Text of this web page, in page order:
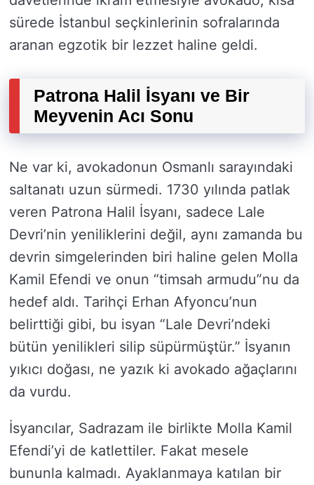
sürede İstanbul seçkinlerinin sofralarında
aranan egzotik bir lezzet haline geldi.
Patrona Halil İsyanı ve Bir
Meyvenin Acı Sonu
Ne var ki, avokadonun Osmanlı sarayındaki
saltanatı uzun sürmedi. 1730 yılında patlak
veren Patrona Halil İsyanı, sadece Lale
Devri’nin yeniliklerini değil, aynı zamanda bu
devrin simgelerinden biri haline gelen Molla
Kamil Efendi ve onun “timsah armudu”nu da
hedef aldı. Tarihçi Erhan Afyoncu’nun
belirttiği gibi, bu isyan “Lale Devri’ndeki
bütün yenilikleri silip süpürmüştür.” İsyanın
yıkıcı doğası, ne yazık ki avokado ağaçlarını
da vurdu.
İsyancılar, Sadrazam ile birlikte Molla Kamil
Efendi’yi de katlettiler. Fakat mesele
bununla kalmadı. Ayaklanmaya katılan bir